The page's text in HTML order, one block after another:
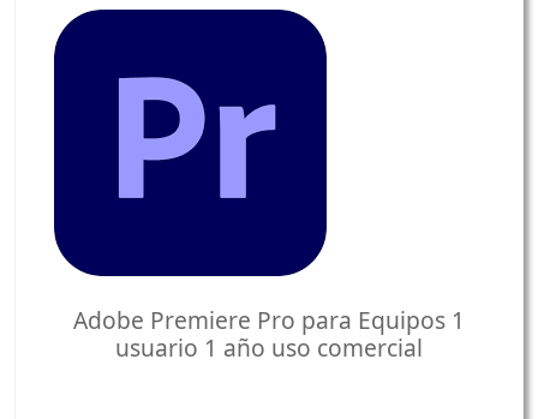
Adobe Premiere Pro para Equipos 1
usuario 1 año uso comercial